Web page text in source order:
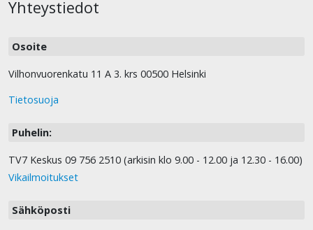
Yhteystiedot
Osoite
Vilhonvuorenkatu 11 A 3. krs 00500 Helsinki
Tietosuoja
Puhelin:
TV7 Keskus 09 756 2510 (arkisin klo 9.00 - 12.00 ja 12.30 - 16.00)
Vikailmoitukset
Sähköposti